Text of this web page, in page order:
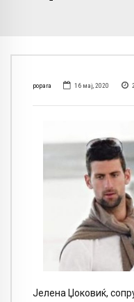
popara 16 мај, 2020
Јелена Џоковиќ,